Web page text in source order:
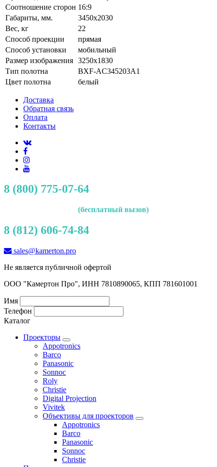
Соотношение сторон 16:9
Габариты, мм.
3450x2030
Вес, кг
22
Способ проекции
прямая
Способ установки
мобильный
Размер изображения 3250x1830
Тип полотна
BXF-AC345203A1
Цвет полотна
белый
Доставка
Обратная связь
Оплата
Контакты
8 (800) 775-07-64
(бесплатный вызов)
8 (812) 606-74-84
sales@kamerton.pro
Не является публичной офертой
ООО "Камертон Про", ИНН 7810890065, КПП 781601001
Имя
Телефон
Каталог
Проекторы
Appotronics
Barco
Panasonic
Sonnoc
Roly
Christie
Digital Projection
Vivitek
Объективы для проекторов
Appotronics
Barco
Panasonic
Sonnoc
Сhristie